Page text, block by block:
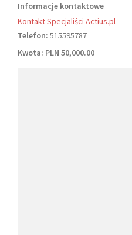
Informacje kontaktowe
Kontakt Specjaliści Actius.pl
Telefon: 515595787
Kwota: PLN 50,000.00